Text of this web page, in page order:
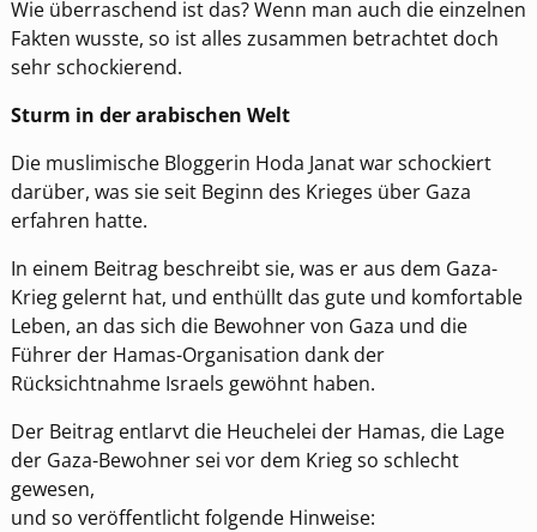
Wie überraschend ist das? Wenn man auch die einzelnen
Fakten wusste, so ist alles zusammen betrachtet doch
sehr schockierend.
Sturm in der arabischen Welt
Die muslimische Bloggerin Hoda Janat war schockiert
darüber, was sie seit Beginn des Krieges über Gaza
erfahren hatte.
In einem Beitrag beschreibt sie, was er aus dem Gaza-
Krieg gelernt hat, und enthüllt das gute und komfortable
Leben, an das sich die Bewohner von Gaza und die
Führer der Hamas-Organisation dank der
Rücksichtnahme Israels gewöhnt haben.
Der Beitrag entlarvt die Heuchelei der Hamas, die Lage
der Gaza-Bewohner sei vor dem Krieg so schlecht
gewesen,
und so veröffentlicht folgende Hinweise: